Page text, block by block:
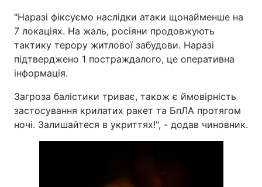
"Наразі фіксуємо наслідки атаки щонайменше на
7 локаціях. На жаль, росіяни продовжують
тактику терору житлової забудови. Наразі
підтверджено 1 постраждалого, це оперативна
інформація.
Загроза балістики триває, також є ймовірність
застосування крилатих ракет та БпЛА протягом
ночі. Залишайтеся в укриттях!", - додав чиновник.